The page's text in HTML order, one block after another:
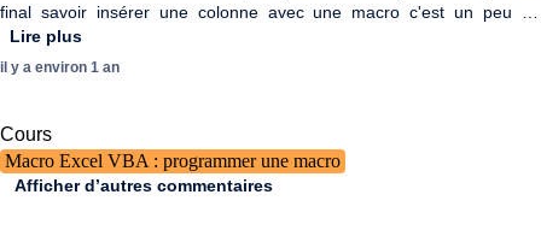
final savoir insérer une colonne avec une macro c'est un peu de
l'arnaque si j'avais dû payer cette formation. Avoir un fichier comme
exemple et essayer de le reproduire, ça se trouve partout
Lire plus
il y a environ 1 an
Cours
Macro Excel VBA : programmer une macro
Afficher d’autres commentaires